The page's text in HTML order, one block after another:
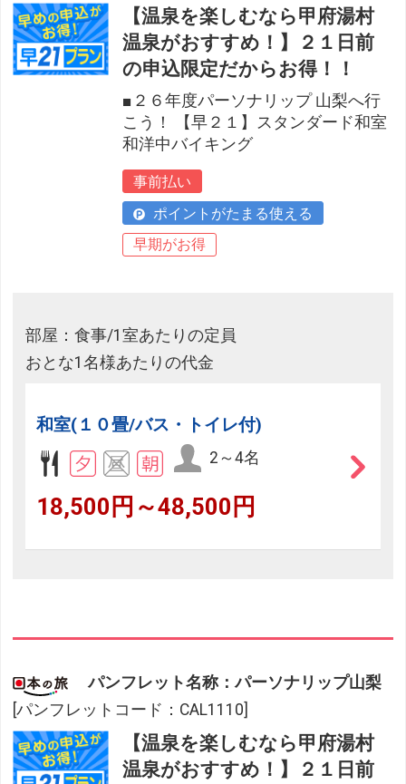
【温泉を楽しむなら甲府湯村
温泉がおすすめ！】２１日前
の申込限定だからお得！！
■２６年度パーソナリップ 山梨へ行
こう！ 【早２１】スタンダード和室
和洋中バイキング
事前払い
ポイントがたまる使える
早期がお得
部屋：食事/1室あたりの定員
おとな1名様あたりの代金
和室(１０畳/バス・トイレ付)
2～4名
18,500円～48,500円
パンフレット名称：パーソナリップ山梨
[パンフレットコード：CAL1110]
【温泉を楽しむなら甲府湯村
温泉がおすすめ！】２１日前